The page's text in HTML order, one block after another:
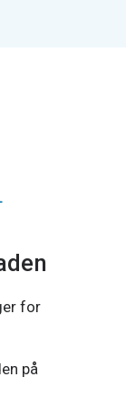
for
på